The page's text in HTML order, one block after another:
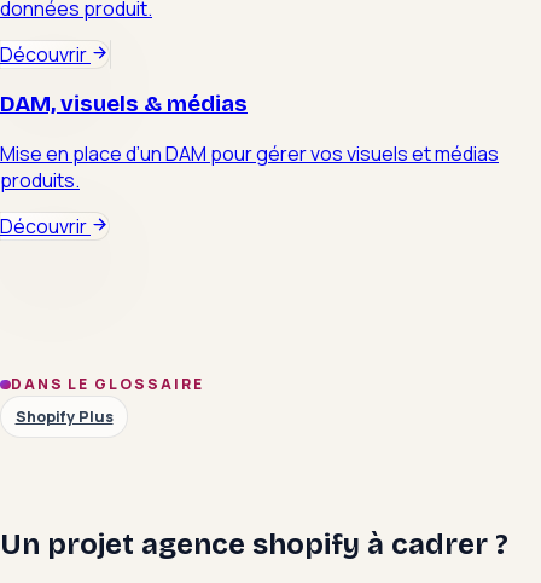
données produit.
Découvrir
DAM, visuels & médias
Mise en place d’un DAM pour gérer vos visuels et médias
produits.
Découvrir
DANS LE GLOSSAIRE
Shopify Plus
Un projet agence shopify à cadrer ?